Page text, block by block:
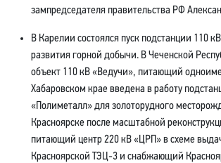
зампредседателя правительства РФ
В Карелии состоялся пуск подстанции 110
развития горной добычи. В Чеченской
объект 110 кВ «Ведучи», питающий
Хабаровском крае введена в работу
«Полиметалл» для золоторудного
Красноярске после масштабной
питающий центр 220 кВ «ЦРП» в схеме
Красноярской ТЭЦ-3 и снабжающий